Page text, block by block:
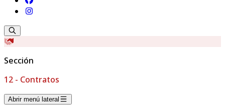
Sección
12 - Contratos
Abrir menú lateral